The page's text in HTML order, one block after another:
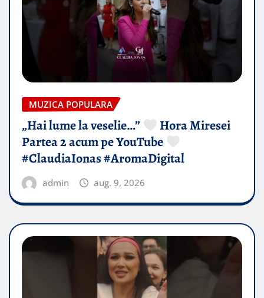
MUZICA POPULARA
„Hai lume la veselie…”
Hora Miresei
Partea 2 acum pe YouTube
#ClaudiaIonas #AromaDigital
admin aug. 9, 2026